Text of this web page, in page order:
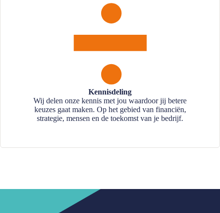
Kennisdeling
Wij delen onze kennis met jou waardoor jij betere
keuzes gaat maken. Op het gebied van financiën,
strategie, mensen en de toekomst van je bedrijf.